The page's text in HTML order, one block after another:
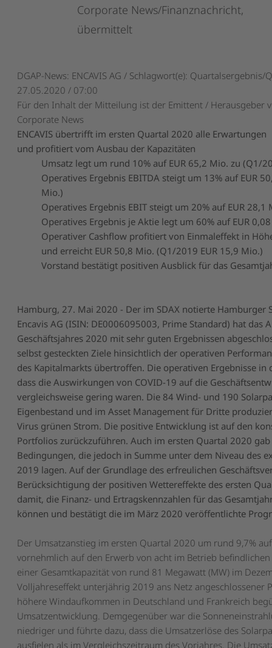
Corporate News/Finanznachricht,
übermittelt
DGAP-News: ENCAVIS AG / Schlagwort(e):
27.05.2020 / 07:00
Für den Inhalt der Mitteilung ist der Emittent / Herausgeber
Corporate News
ENCAVIS übertrifft im ersten Quartal 2020 alle Erwartungen
und profitiert vom Ausbau der Kapazitäten
Umsatz legt um rund 10% auf EUR 65,2 Mio. zu (Q1/
Operatives Ergebnis EBITDA steigt um 13% auf EUR
Mio.)
Operatives Ergebnis EBIT steigt um 20% auf EUR
Operatives Ergebnis je Aktie legt um 60% auf EUR
Operativer Cashflow profitiert von Einmaleffekt in
und erreicht EUR 50,8 Mio. (Q1/2019 EUR 15,9 Mio.)
Vorstand bestätigt positiven Ausblick für das
Hamburg, 27. Mai 2020 - Der im SDAX notierte Hamburger
Encavis AG (ISIN: DE0006095003, Prime Standard) hat das
Geschäftsjahres 2020 mit sehr guten Ergebnissen
selbst gesteckten Ziele hinsichtlich der operativen
des Kapitalmarkts übertroffen. Die operativen Ergebnisse in
dass die Auswirkungen von COVID-19 auf die
vergleichsweise gering waren. Die 84 Wind- und 190
Eigenbestand und im Asset Management für Dritte
Virus grünen Strom. Die positive Entwicklung ist auf den
Portfolios zurückzuführen. Auch im ersten Quartal 2020
Bedingungen, die jedoch in Summe unter dem Niveau des
2019 lagen. Auf der Grundlage des erfreulichen
Berücksichtigung der positiven Wettereffekte des ersten
damit, die Finanz- und Ertragskennzahlen für das
können und bestätigt die im März 2020 veröffentlichte
Der Umsatzanstieg im ersten Quartal 2020 um rund 9,7%
vornehmlich auf den Erwerb von acht im Betrieb
einer Gesamtkapazität von rund 81 Megawatt (MW) im
Volljahreseffekt unterjährig 2019 ans Netz angeschlossener
höhere Windaufkommen in Deutschland und Frankreich
Umsatzentwicklung. Demgegenüber war die
niedriger und führte dazu, dass die Umsatzerlöse des
ausfielen als im Vergleichszeitraum des Vorjahres. Die